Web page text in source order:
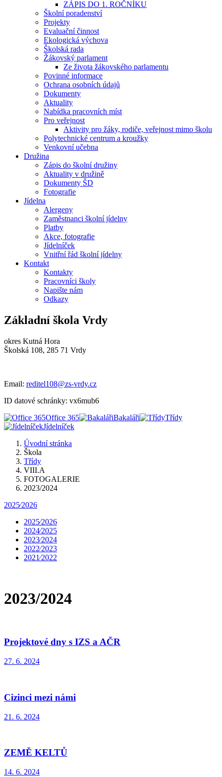
ZÁPIS DO 1. ROČNÍKU
Školní poradenství
Projekty
Evaluační činnost
Ekologická výchova
Školská rada
Žákovský parlament
Ze života žákovského parlamentu
Povinné informace
Ochrana osobních údajů
Dokumenty
Aktuality
Nabídka pracovních míst
Pro veřejnost
Aktivity pro žáky, rodiče, veřejnost mimo školu
Polytechnické centrum a kroužky
Venkovní učebna
Družina
Zápis do školní družiny
Aktuality v družině
Dokumenty ŠD
Fotografie
Jídelna
Alergeny
Zaměstnanci školní jídelny
Platby
Akce, fotografie
Jídelníček
Vnitřní řád školní jídelny
Kontakt
Kontakty
Pracovníci školy
Napište nám
Odkazy
Základní škola Vrdy
okres Kutná Hora
Školská 108, 285 71 Vrdy
Email: reditel108@zs-vrdy.cz
ID datové schránky: vx6mub6
Office 365
Bakaláři
Třídy
Jídelníček
Úvodní stránka
Škola
Třídy
VIII.A
FOTOGALERIE
2023/2024
2025⁄2026
2025⁄2026
2024⁄2025
2023⁄2024
2022⁄2023
2021⁄2022
2023/2024
Projektové dny s IZS a AČR
27. 6. 2024
Cizinci mezi námi
21. 6. 2024
ZEMĚ KELTŮ
14. 6. 2024